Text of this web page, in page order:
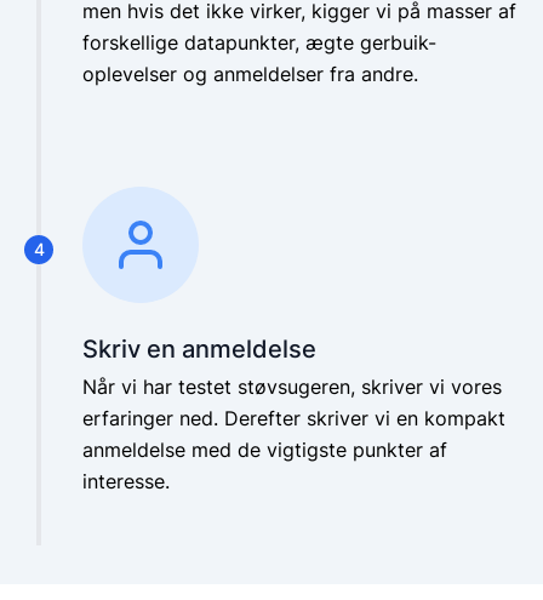
men hvis det ikke virker, kigger vi på masser af
forskellige datapunkter, ægte gerbuik-
oplevelser og anmeldelser fra andre.
4
Skriv en anmeldelse
Når vi har testet støvsugeren, skriver vi vores
erfaringer ned. Derefter skriver vi en kompakt
anmeldelse med de vigtigste punkter af
interesse.